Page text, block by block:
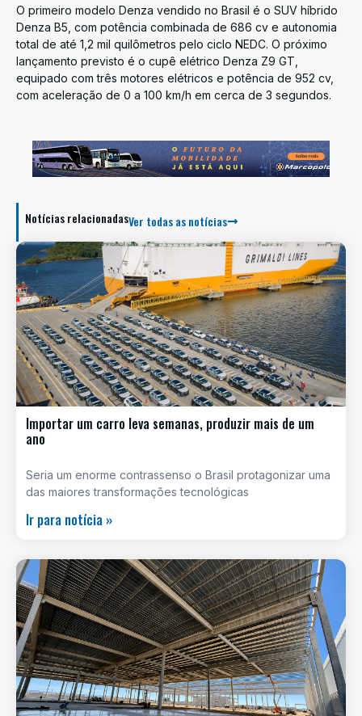
O primeiro modelo Denza vendido no Brasil é o SUV híbrido
Denza B5, com potência combinada de 686 cv e autonomia
total de até 1,2 mil quilômetros pelo ciclo NEDC. O próximo
lançamento previsto é o cupê elétrico Denza Z9 GT,
equipado com três motores elétricos e potência de 952 cv,
com aceleração de 0 a 100 km/h em cerca de 3 segundos.
Notícias relacionadasVer todas as notícias
Importar um carro leva semanas, produzir mais de um
ano
Seria um enorme contrassenso o Brasil protagonizar uma
das maiores transformações tecnológicas
Ir para notícia »